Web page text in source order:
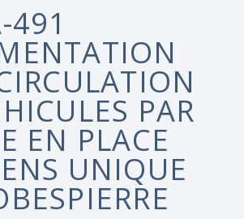
491
PAR
EN PLACE
UNIQUE